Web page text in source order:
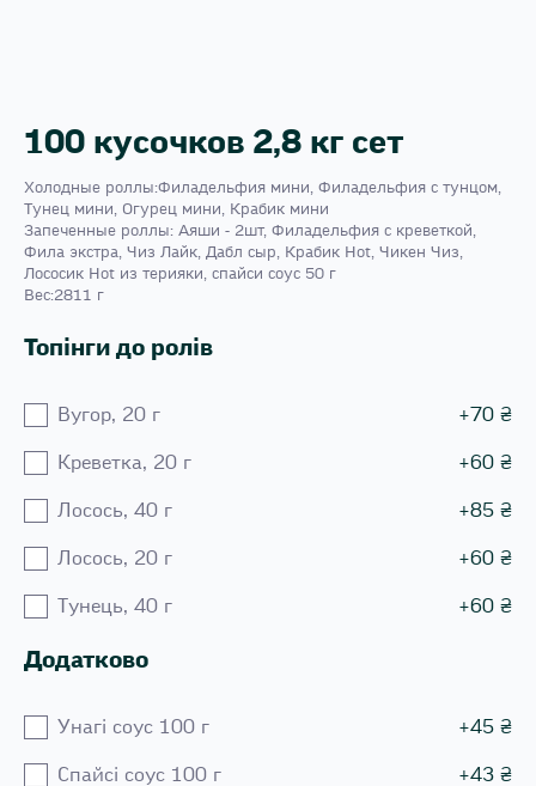
100 кусочков 2,8 кг сет
Холодные роллы:Филадельфия мини, Филадельфия с тунцом,
Тунец мини, Огурец мини, Крабик мини
Запеченные роллы: Аяши - 2шт, Филадельфия с креветкой,
Фила экстра, Чиз Лайк, Дабл сыр, Крабик Hot, Чикен Чиз,
Лососик Hot из терияки, спайси соус 50 г
Вес:2811 г
Топінги до ролів
Вугор, 20 г +70 ₴
Креветка, 20 г +60 ₴
Лосось, 40 г +85 ₴
Лосось, 20 г +60 ₴
Тунець, 40 г +60 ₴
Додатково
Унагі соус 100 г +45 ₴
Спайсі соус 100 г +43 ₴